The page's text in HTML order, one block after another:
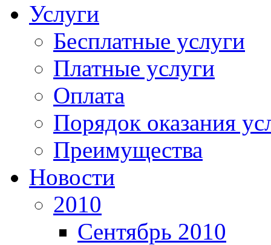
Услуги
Бесплатные услуги
Платные услуги
Оплата
Порядок оказания
Преимущества
Новости
2010
Сентябрь 2010